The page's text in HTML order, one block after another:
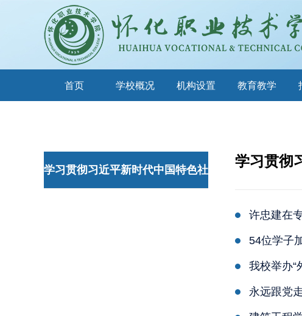
首页 学校概况 机构设置 教育教学
学习贯彻习近平新时代中国特色社
学习贯彻
许忠建在
54位学子
我校举办“
永远跟党